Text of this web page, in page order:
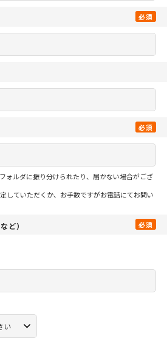
必須
必須
ォルダに振り分けられたり、届かない場合がござ
していただくか、お手数ですがお電話にてお問い
ど） 必須